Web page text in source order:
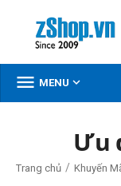
 MENU 
Ưu
Trang chủ / Khuyến